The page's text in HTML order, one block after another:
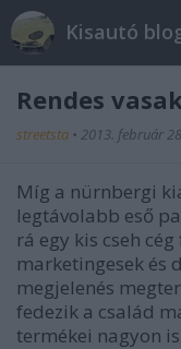
Kisautó
Rendes
streetsta • 2013. február 28.
Míg a nürnbergi
legtávolabb eső
rá egy kis cseh
marketingesek és
megjelenés
fedezik a család
termékei nagyon